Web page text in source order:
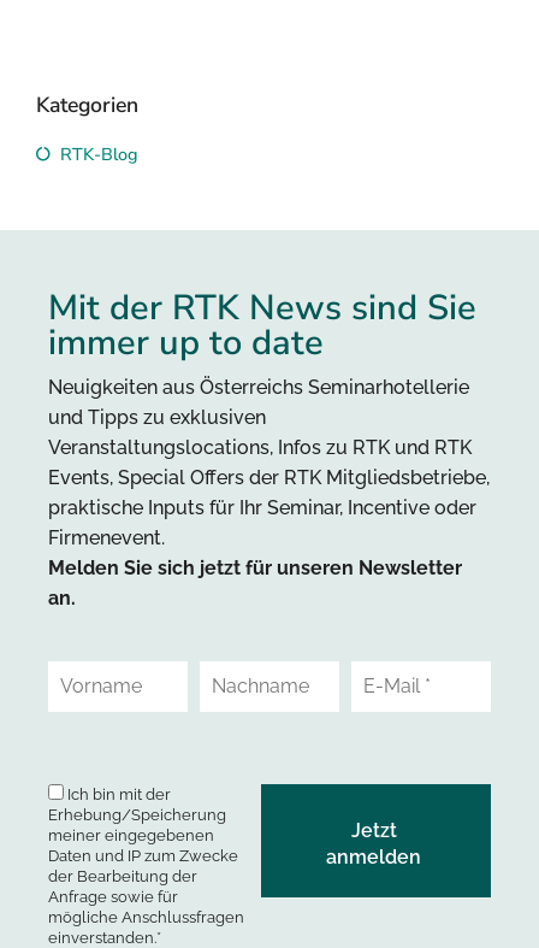
Kategorien
RTK-Blog
Mit der RTK News sind Sie
immer up to date
Neuigkeiten aus Österreichs Seminarhotellerie
und Tipps zu exklusiven
Veranstaltungslocations, Infos zu RTK und RTK
Events, Special Offers der RTK Mitgliedsbetriebe,
praktische Inputs für Ihr Seminar, Incentive oder
Firmenevent.
Melden Sie sich jetzt für unseren Newsletter
an.
Ich bin mit der
Erhebung/Speicherung
meiner eingegebenen
Daten und IP zum Zwecke
der Bearbeitung der
Anfrage sowie für
mögliche Anschlussfragen
einverstanden.*